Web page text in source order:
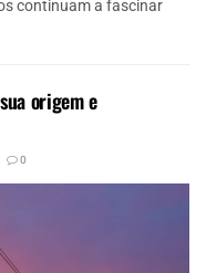
continuam a fascinar
origem e
0